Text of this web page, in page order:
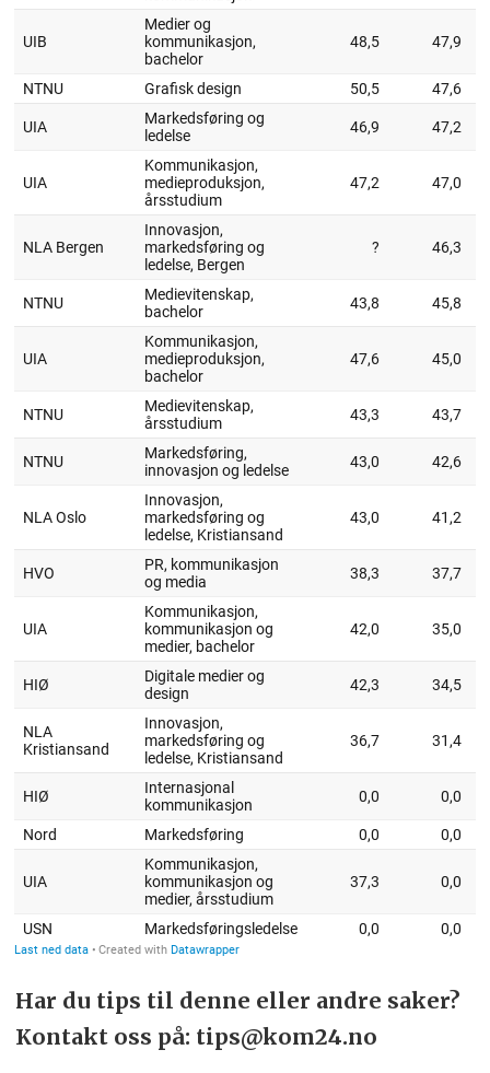
Har du tips til denne eller andre saker?
Kontakt oss på: tips@kom24.no